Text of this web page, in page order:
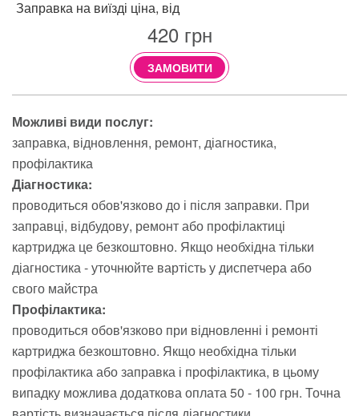
Заправка на виїзді ціна, від
420грн
ЗАМОВИТИ
Можливі види послуг:
заправка відновлення ремонт діагностика
профілактика
Діагностика:
проводиться обов'язково до і після заправки. При
заправці, відбудову, ремонт або профілактиці
картриджа це безкоштовно. Якщо необхідна тільки
діагностика - уточнюйте вартість у диспетчера або
свого майстра
Профілактика:
проводиться обов'язково при відновленні і ремонті
картриджа безкоштовно. Якщо необхідна тільки
профілактика або заправка і профілактика, в цьому
випадку можлива додаткова оплата 50 - 100 грн. Точна